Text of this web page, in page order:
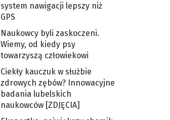
system nawigacji lepszy niż
GPS
Naukowcy byli zaskoczeni.
Wiemy, od kiedy psy
towarzyszą człowiekowi
Ciekły kauczuk w służbie
zdrowych zębów? Innowacyjne
badania lubelskich
naukowców [ZDJĘCIA]